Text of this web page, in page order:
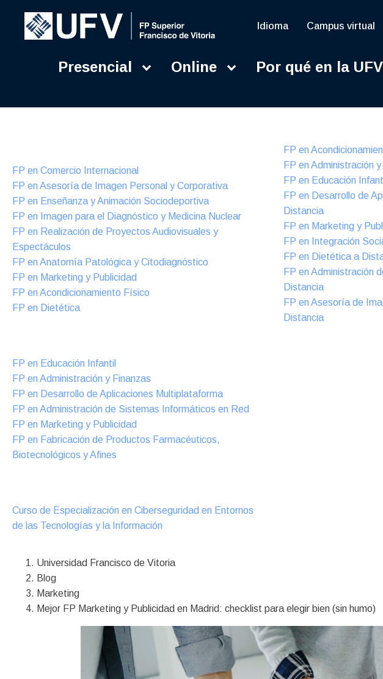
Idioma Campus virtual
Presencial Online Por qué en la UFV
Presencial
FP en Comercio Internacional
FP en Asesoría de Imagen Personal y Corporativa
FP en Enseñanza y Animación Sociodeportiva
FP en Imagen para el Diagnóstico y Medicina Nuclear
FP en Realización de Proyectos Audiovisuales y
Espectáculos
FP en Anatomía Patológica y Citodiagnóstico
FP en Marketing y Publicidad
FP en Acondicionamiento Físico
FP en Dietética
FP en Educación Infantil
FP en Administración y Finanzas
FP en Desarrollo de Aplicaciones Multiplataforma
FP en Administración de Sistemas Informáticos en Red
FP en Marketing y Publicidad
FP en Fabricación de Productos Farmacéuticos,
Biotecnológicos y Afines
Curso de Especialización en Ciberseguridad en Entornos
de las Tecnologías y la Información
Online
FP en
FP en Administración
FP en Educación
FP en Desarrollo de
Distancia
FP en Marketing y
FP en Integración
FP en Dietética a
FP en Administración
Distancia
FP en Asesoría de
Distancia
Universidad Francisco de Vitoria
Blog
Marketing
Mejor FP Marketing y Publicidad en Madrid: checklist para elegir bien (sin humo)